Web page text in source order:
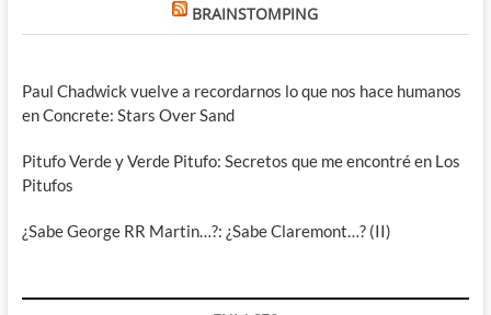
BRAINSTOMPING
Paul Chadwick vuelve a recordarnos lo que nos hace humanos
en Concrete: Stars Over Sand
Pitufo Verde y Verde Pitufo: Secretos que me encontré en Los
Pitufos
¿Sabe George RR Martin…?: ¿Sabe Claremont…? (II)